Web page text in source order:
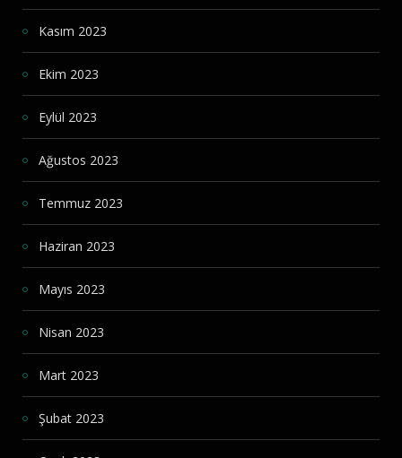
Kasım 2023
Ekim 2023
Eylül 2023
Ağustos 2023
Temmuz 2023
Haziran 2023
Mayıs 2023
Nisan 2023
Mart 2023
Şubat 2023